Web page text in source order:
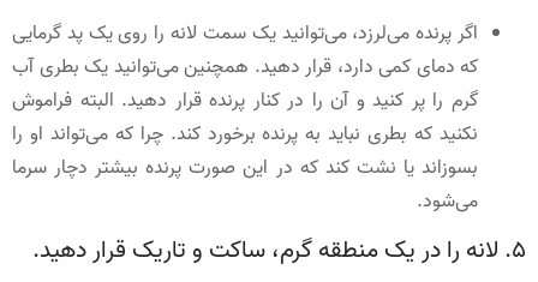
اگر پرنده می‌لرزد، می‌توانید یک سمت لانه را روی یک پد گرمایی
که دمای کمی دارد، قرار دهید. همچنین می‌توانید یک بطری آب
گرم را پر کنید و آن را در کنار پرنده قرار دهید. البته فراموش
نکنید که بطری نباید به پرنده برخورد کند. چرا که می‌تواند او را
بسوزاند یا نشت کند که در این صورت پرنده بیشتر دچار سرما
می‌شود.
5. لانه را در یک منطقه گرم، ساکت و تاریک قرار دهید.